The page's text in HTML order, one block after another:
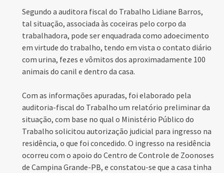
Segundo a auditora fiscal do Trabalho Lidiane Barros,
tal situação, associada às coceiras pelo corpo da
trabalhadora, pode ser enquadrada como adoecimento
em virtude do trabalho, tendo em vista o contato diário
com urina, fezes e vômitos dos aproximadamente 100
animais do canil e dentro da casa.
Com as informações apuradas, foi elaborado pela
auditoria-fiscal do Trabalho um relatório preliminar da
situação, com base no qual o Ministério Público do
Trabalho solicitou autorização judicial para ingresso na
residência, o que foi concedido. O ingresso na residência
ocorreu com o apoio do Centro de Controle de Zoonoses
de Campina Grande-PB, e constatou-se que a casa tinha